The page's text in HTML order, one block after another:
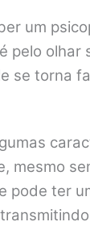
um
pelo olhar
se torna
mesmo
pode ter